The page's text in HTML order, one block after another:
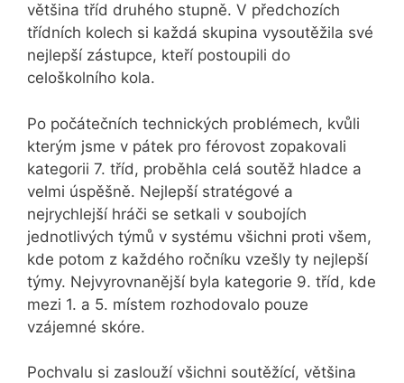
většina tříd druhého stupně. V předchozích
třídních kolech si každá skupina vysoutěžila své
nejlepší zástupce, kteří postoupili do
celoškolního kola.
Po počátečních technických problémech, kvůli
kterým jsme v pátek pro férovost zopakovali
kategorii 7. tříd, proběhla celá soutěž hladce a
velmi úspěšně. Nejlepší stratégové a
nejrychlejší hráči se setkali v soubojích
jednotlivých týmů v systému všichni proti všem,
kde potom z každého ročníku vzešly ty nejlepší
týmy. Nejvyrovnanější byla kategorie 9. tříd, kde
mezi 1. a 5. místem rozhodovalo pouze
vzájemné skóre.
Pochvalu si zaslouží všichni soutěžící, většina